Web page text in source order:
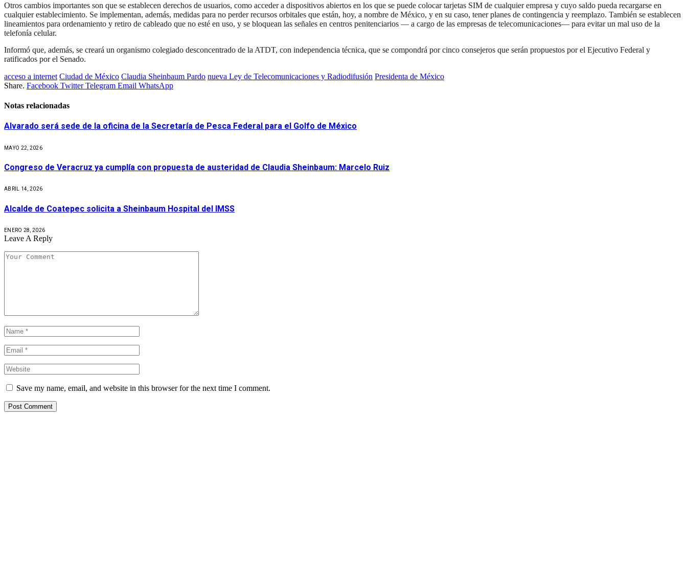
Otros cambios importantes son que se establecen derechos de usuarios, como acceder a dispositivos abiertos en los que se puede colocar tarjetas SIM de cualquier empresa y cuyo saldo pueda recargarse en
cualquier establecimiento. Se implementan, además, medidas para no perder recursos orbitales que están, hoy, a nombre de México, y en su caso, tener planes de contingencia y reemplazo. También se establecen
lineamientos para ordenamiento y retiro de cableado que no esté en uso, y se bloquean las señales en centros penitenciarios — a cargo de las empresas de telecomunicaciones— para evitar un mal uso de la
telefonía celular.
Informó que, además, se creará un organismo colegiado desconcentrado de la ATDT, con independencia técnica, que se compondrá por cinco consejeros que serán propuestos por el Ejecutivo Federal y
ratificados por el Senado.
acceso a internet Ciudad de México Claudia Sheinbaum Pardo nueva Ley de Telecomunicaciones y Radiodifusión Presidenta de México
Share. Facebook Twitter Telegram Email WhatsApp
Notas relacionadas
Alvarado será sede de la oficina de la Secretaría de Pesca Federal para el Golfo de México
MAYO 22, 2026
Congreso de Veracruz ya cumplía con propuesta de austeridad de Claudia Sheinbaum: Marcelo Ruiz
ABRIL 14, 2026
Alcalde de Coatepec solicita a Sheinbaum Hospital del IMSS
ENERO 28, 2026
Leave A Reply
Save my name, email, and website in this browser for the next time I comment.